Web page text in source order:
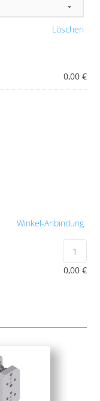
Löschen
0,00 €
Winkel-Anbindung
0,00 €